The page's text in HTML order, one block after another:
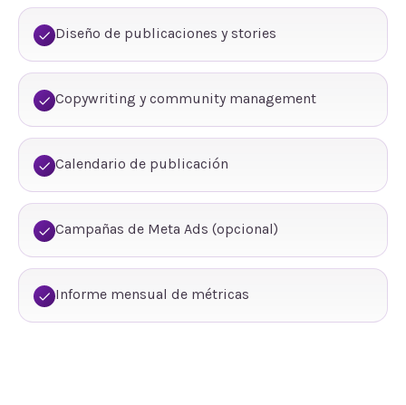
Diseño de publicaciones y stories
Copywriting y community management
Calendario de publicación
Campañas de Meta Ads (opcional)
Informe mensual de métricas